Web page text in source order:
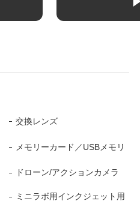
交換レンズ
メモリーカード／USBメモリ
ドローン/アクションカメラ
ミニラボ用インクジェット用